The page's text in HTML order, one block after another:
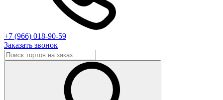
+7 (966) 018-90-59
Заказать звонок